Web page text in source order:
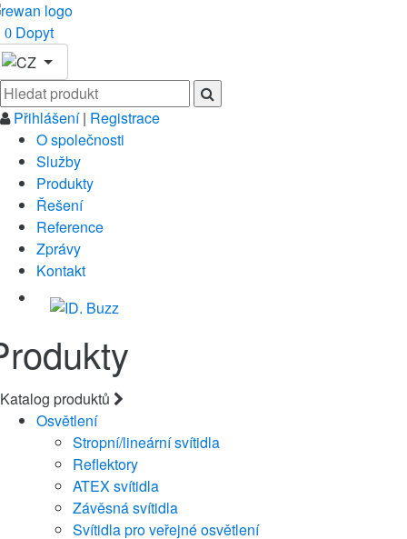
0 Dopyt
Přihlášení| Registrace
O společnosti
Služby
Produkty
Řešení
Reference
Zprávy
Kontakt
Katalog produktů
Osvětlení
Stropní/lineární svítidla
Reflektory
ATEX svítidla
Závěsná svítidla
Svítidla pro veřejné osvětlení